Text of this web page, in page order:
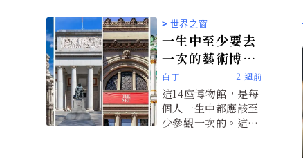
歷史壓力下所衍生出
的產物。
> 世界之窗
一生中至少要去
一次的藝術博物
館
白丁 2 週前
這14座博物館，是每
個人一生中都應該至
少參觀一次的。這些